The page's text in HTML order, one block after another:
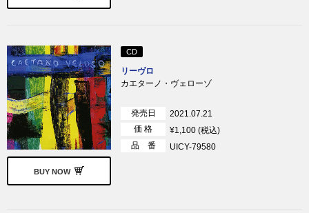
BUY NOW
CD
リーヴロ
カエターノ・ヴェローゾ
発売日
2021.07.21
価 格
¥1,100 (税込)
品 番
UICY-79580